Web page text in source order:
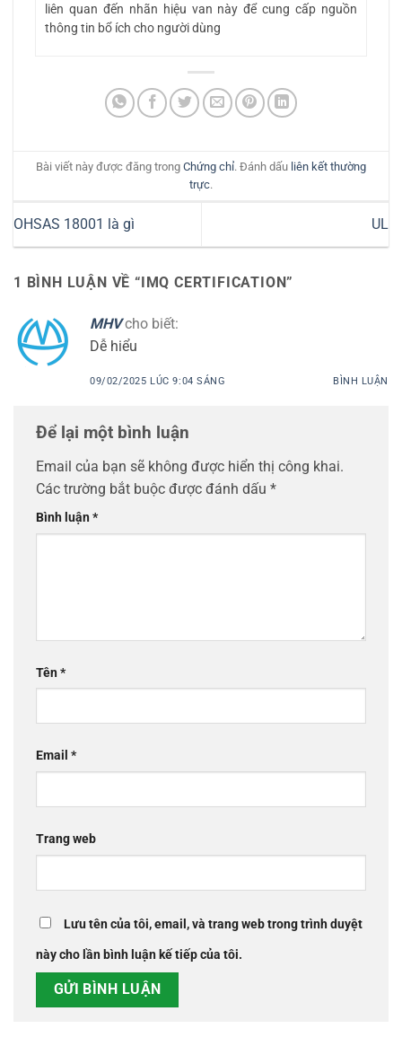
liên quan đến nhãn hiệu van này để cung cấp nguồn
thông tin bổ ích cho người dùng
Bài viết này được đăng trong Chứng chỉ. Đánh dấu liên kết thường
trực.
OHSAS 18001 là gì UL
1 BÌNH LUẬN VỀ “IMQ CERTIFICATION”
MHV cho biết:
Dễ hiểu
09/02/2025 LÚC 9:04 SÁNG BÌNH LUẬN
Để lại một bình luận
Email của bạn sẽ không được hiển thị công khai.
Các trường bắt buộc được đánh dấu *
Bình luận*
Tên*
Email *
Trang web
Lưu tên của tôi, email, và trang web trong trình duyệt
này cho lần bình luận kế tiếp của tôi.